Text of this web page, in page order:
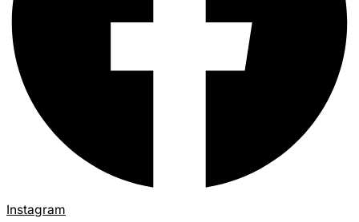
Instagram